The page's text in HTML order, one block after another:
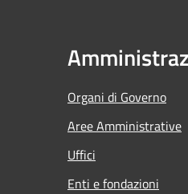
Organi di Governo
Aree Amministrative
Uffici
Enti e fondazioni